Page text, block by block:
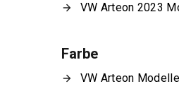
VW Arteon 2023
Farbe
VW Arteon